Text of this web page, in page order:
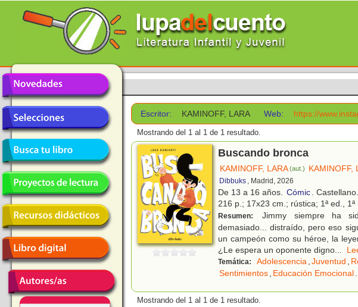
Escritor: KAMINOFF, LARA Web: https://
Mostrando del 1 al 1 de 1 resultado.
Buscando bronca
KAMINOFF, LARA(aut.) KAMINOFF,
Dibbuks , Madrid, 2026
De 13 a 16 años. Cómic. Castellano.
216 p.; 17x23 cm.; rústica; 1ª ed., 1ª
Resumen:
Jimmy siempre ha
demasiado... distraído, pero eso
un campeón como su héroe, la
¿Le espera un oponente digno...
Temática: Adolescencia,Juventud ,
Sentimientos, Educación Emocional.
Mostrando del 1 al 1 de 1 resultado.